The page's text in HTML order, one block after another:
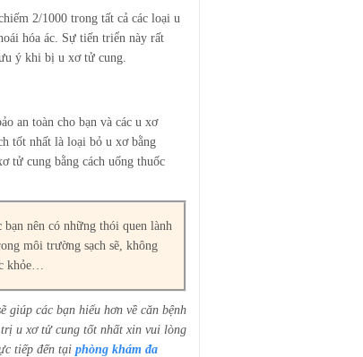
2/1000 trong tất cả các loại u
hóa ác. Sự tiến triển này rất
ý khi bị u xơ tử cung.
an toàn cho bạn và các u xơ
tốt nhất là loại bỏ u xơ bằng
tử cung bằng cách uống thuốc
bạn nên có những thói quen lành
môi trường sạch sẽ, không
khỏe…
giúp các bạn hiểu hơn về căn bệnh
u xơ tử cung tốt nhất xin vui lòng
tiếp đến tạiphòng khám đa